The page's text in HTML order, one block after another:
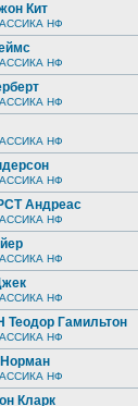
Кит
НФ
НФ
НФ
НФ
НФ
Андреас
НФ
НФ
НФ
Гамильтон
НФ
НФ
Кларк